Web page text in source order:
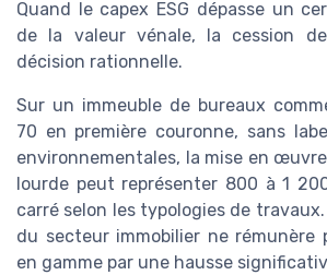
Quand le capex ESG dépasse un
de la valeur vénale, la cession
décision rationnelle.
Sur un immeuble de bureaux
70 en première couronne, sans
environnementales, la mise en
lourde peut représenter 800 à 1
carré selon les typologies de
du secteur immobilier ne rémunère
en gamme par une hausse